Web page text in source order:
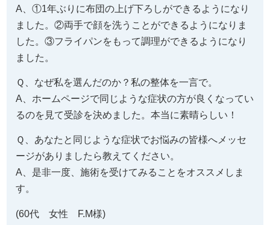
A、①1年ぶりに布団の上げ下ろしができるようになり
ました。②両手で顔を洗うことができるようになりま
した。③フライパンをもって調理ができるようになり
ました。
Ｑ、なぜ私を選んだのか？私の整体を一言で。
A、ホームページで同じような症状の方が良くなってい
るのを見て受診を決めました。本当に素晴らしい！
Ｑ、あなたと同じような症状でお悩みの皆様へメッセ
ージがありましたら教えてください。
A、是非一度、施術を受けてみることをオススメしま
す。
(60代 女性 F.M様)